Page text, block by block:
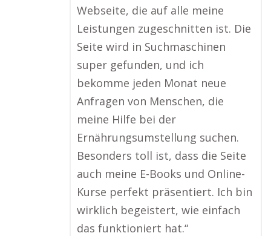
Webseite, die auf alle meine
Leistungen zugeschnitten ist. Die
Seite wird in Suchmaschinen
super gefunden, und ich
bekomme jeden Monat neue
Anfragen von Menschen, die
meine Hilfe bei der
Ernährungsumstellung suchen.
Besonders toll ist, dass die Seite
auch meine E-Books und Online-
Kurse perfekt präsentiert. Ich bin
wirklich begeistert, wie einfach
das funktioniert hat.“